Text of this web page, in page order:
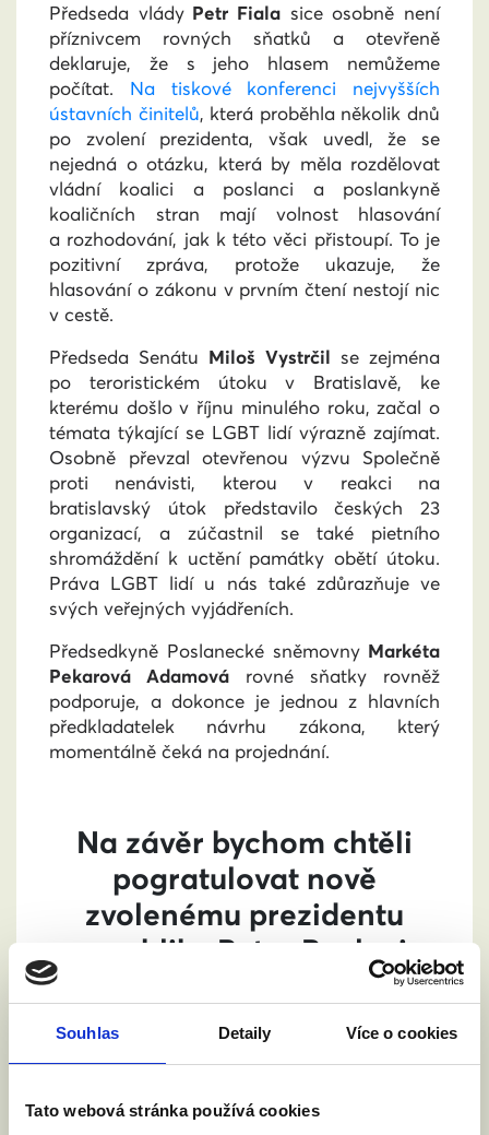
Souhlas Detaily Více o cookies
Tato webová stránka používá cookies
Předseda vládyPetr Fiala sice osobně není
příznivcem rovných sňatků a otevřeně
deklaruje, že s jeho hlasem nemůžeme
počítat. Na tiskové konferenci nejvyšších
ústavních činitelů, která proběhla několik dnů
po zvolení prezidenta, však uvedl, že se
nejedná o otázku, která by měla rozdělovat
vládní koalici a poslanci a poslankyně
koaličních stran mají volnost hlasování
a rozhodování, jak k této věci přistoupí. To je
pozitivní zpráva, protože ukazuje, že
hlasování o zákonu v prvním čtení nestojí nic
v cestě.
Předseda Senátu Miloš Vystrčil se zejména
po teroristickém útoku v Bratislavě, ke
kterému došlo v říjnu minulého roku, začal o
témata týkající se LGBT lidí výrazně zajímat.
Osobně převzal otevřenou výzvu Společně
proti nenávisti, kterou v reakci na
bratislavský útok představilo českých 23
organizací, a zúčastnil se také pietního
shromáždění k uctění památky obětí útoku.
Práva LGBT lidí u nás také zdůrazňuje ve
svých veřejných vyjádřeních.
Předsedkyně Poslanecké sněmovny Markéta
Pekarová Adamová rovné sňatky rovněž
podporuje, a dokonce je jednou z hlavních
předkladatelek návrhu zákona, který
momentálně čeká na projednání.
Na závěr bychom chtěli
pogratulovat nově
zvolenému prezidentu
republiky Petru Pavlovi,
za jednoznačnou podporu
a popřát mnoho štěstí v
nové funkci. Zároveň